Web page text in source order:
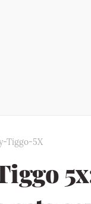
Tiggo-5X